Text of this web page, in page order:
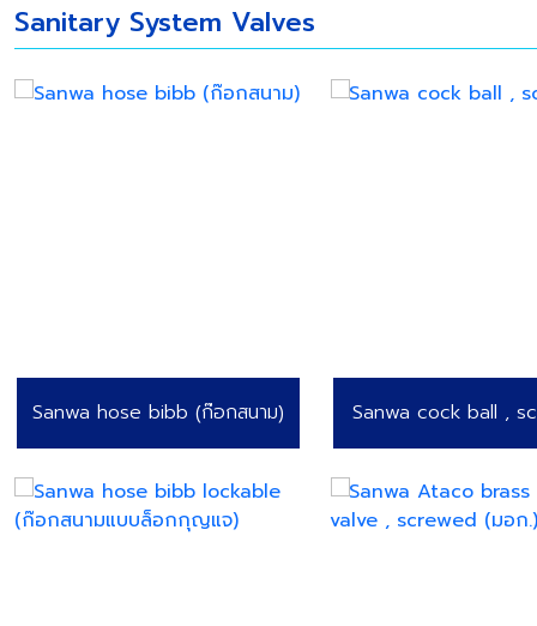
Sanitary System Valves
Sanwa hose bibb (ก๊อกสนาม) Sanwa cock ball ,